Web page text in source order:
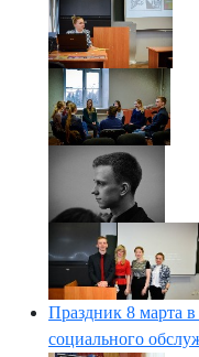
Праздник 8 марта
социального